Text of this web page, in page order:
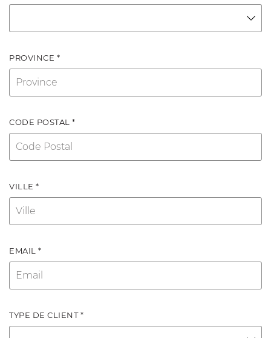
PROVINCE *
CODE POSTAL *
VILLE *
EMAIL *
TYPE DE CLIENT *